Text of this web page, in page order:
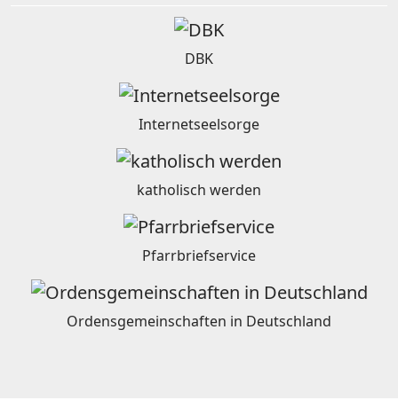
DBK
Internetseelsorge
katholisch werden
Pfarrbriefservice
Ordensgemeinschaften in Deutschland